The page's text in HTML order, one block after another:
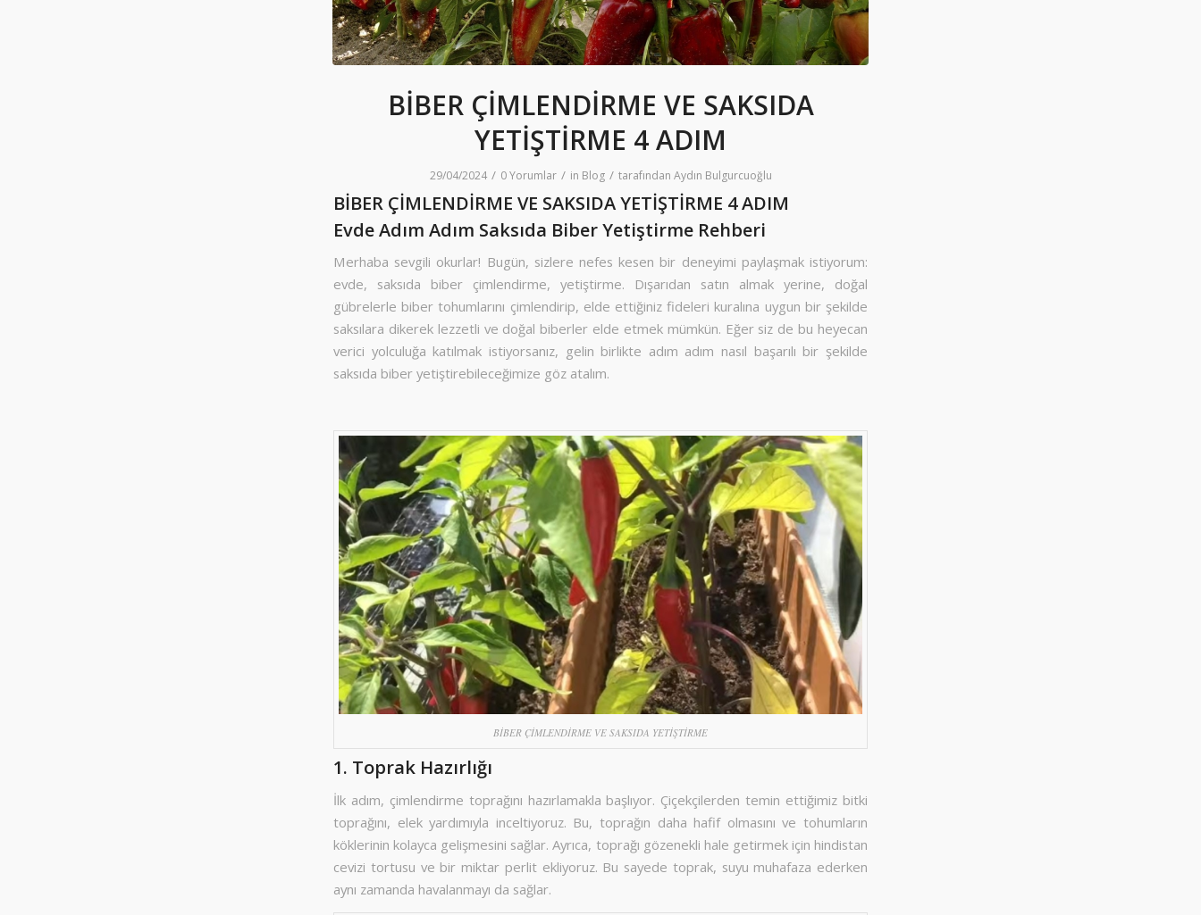
BİBER ÇİMLENDİRME VE SAKSIDA
YETİŞTİRME 4 ADIM
29/04/2024 / 0 Yorumlar / in Blog / tarafından Aydın Bulgurcuoğlu
BİBER ÇİMLENDİRME VE SAKSIDA YETİŞTİRME 4 ADIM
Evde Adım Adım Saksıda Biber Yetiştirme Rehberi
Merhaba sevgili okurlar! Bugün, sizlere nefes kesen bir deneyimi paylaşmak istiyorum:
evde, saksıda biber çimlendirme, yetiştirme. Dışarıdan satın almak yerine, doğal
gübrelerle biber tohumlarını çimlendirip, elde ettiğiniz fideleri kuralına uygun bir şekilde
saksılara dikerek lezzetli ve doğal biberler elde etmek mümkün. Eğer siz de bu heyecan
verici yolculuğa katılmak istiyorsanız, gelin birlikte adım adım nasıl başarılı bir şekilde
saksıda biber yetiştirebileceğimize göz atalım.
BİBER ÇİMLENDİRME VE SAKSIDA YETİŞTİRME
1. Toprak Hazırlığı
İlk adım, çimlendirme toprağını hazırlamakla başlıyor. Çiçekçilerden temin ettiğimiz bitki
toprağını, elek yardımıyla inceltiyoruz. Bu, toprağın daha hafif olmasını ve tohumların
köklerinin kolayca gelişmesini sağlar. Ayrıca, toprağı gözenekli hale getirmek için hindistan
cevizi tortusu ve bir miktar perlit ekliyoruz. Bu sayede toprak, suyu muhafaza ederken
aynı zamanda havalanmayı da sağlar.